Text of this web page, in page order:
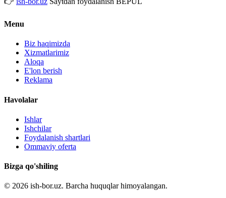
Menu
Biz haqimizda
Xizmatlarimiz
Aloqa
E'lon berish
Reklama
Havolalar
Ishlar
Ishchilar
Foydalanish shartlari
Ommaviy oferta
Bizga qo'shiling
© 2026 ish-bor.uz. Barcha huquqlar himoyalangan.